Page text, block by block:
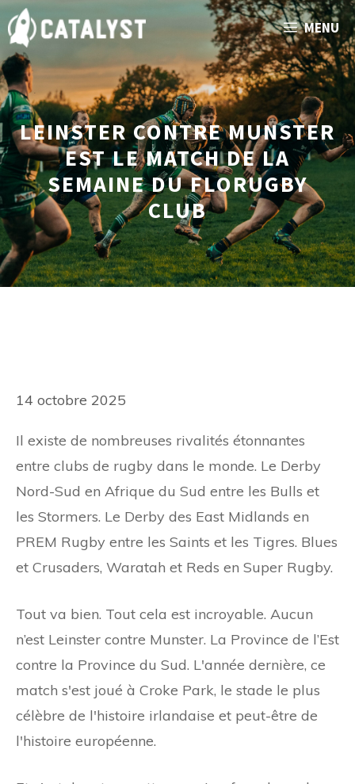
Aller
au
contenu
MENU
LEINSTER CONTRE MUNSTER
EST LE MATCH DE LA
SEMAINE DU FLORUGBY
CLUB
14 octobre 2025
Il existe de nombreuses rivalités étonnantes
entre clubs de rugby dans le monde. Le Derby
Nord-Sud en Afrique du Sud entre les Bulls et
les Stormers. Le Derby des East Midlands en
PREM Rugby entre les Saints et les Tigres. Blues
et Crusaders, Waratah et Reds en Super Rugby.
Tout va bien. Tout cela est incroyable. Aucun
n’est Leinster contre Munster. La Province de l’Est
contre la Province du Sud. L'année dernière, ce
match s'est joué à Croke Park, le stade le plus
célèbre de l'histoire irlandaise et peut-être de
l'histoire européenne.